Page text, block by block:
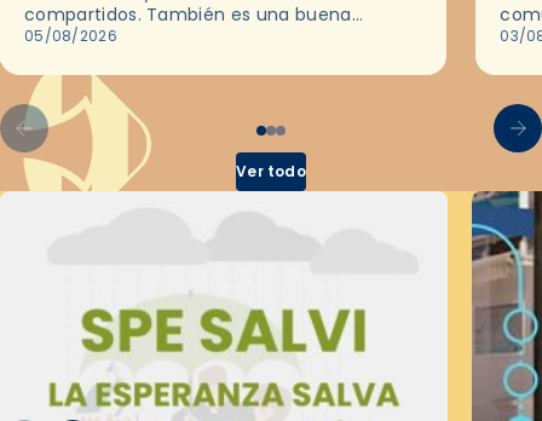
compartidos. También es una buena
ocasión para dejarse llevar por una buena
sobre…
05/08/2026
del
03/
Ver todo